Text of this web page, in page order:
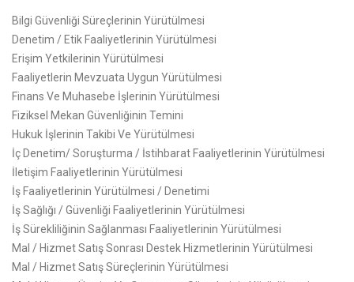
Bilgi Güvenliği Süreçlerinin Yürütülmesi
Denetim / Etik Faaliyetlerinin Yürütülmesi
Erişim Yetkilerinin Yürütülmesi
Faaliyetlerin Mevzuata Uygun Yürütülmesi
Finans Ve Muhasebe İşlerinin Yürütülmesi
Fiziksel Mekan Güvenliğinin Temini
Hukuk İşlerinin Takibi Ve Yürütülmesi
İç Denetim/ Soruşturma / İstihbarat Faaliyetlerinin Yürütülmesi
İletişim Faaliyetlerinin Yürütülmesi
İş Faaliyetlerinin Yürütülmesi / Denetimi
İş Sağlığı / Güvenliği Faaliyetlerinin Yürütülmesi
İş Sürekliliğinin Sağlanması Faaliyetlerinin Yürütülmesi
Mal / Hizmet Satış Sonrası Destek Hizmetlerinin Yürütülmesi
Mal / Hizmet Satış Süreçlerinin Yürütülmesi